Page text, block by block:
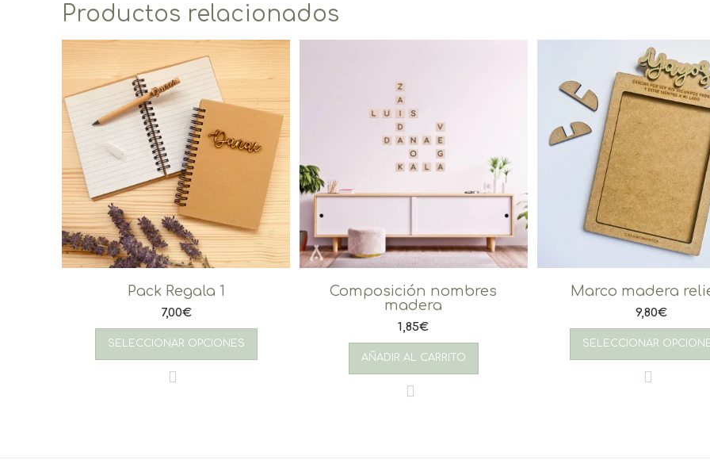
Productos relacionados
Pack Regala 1
7,00€
SELECCIONAR OPCIONES
Composición nombres
madera
1,85€
AÑADIR AL CARRITO
Marco madera
9,80€
SELECCIONAR